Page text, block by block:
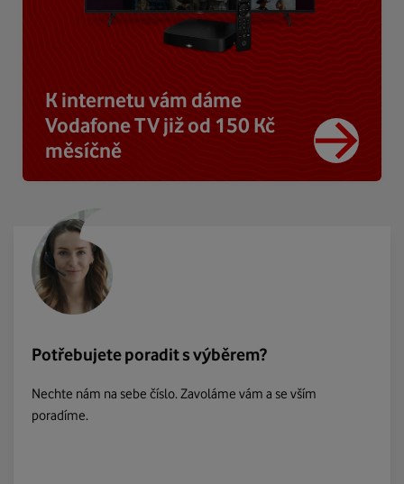
K internetu vám dáme
Vodafone TV již od 150 Kč
měsíčně
Potřebujete poradit s výběrem?
Nechte nám na sebe číslo. Zavoláme vám a se vším
poradíme.